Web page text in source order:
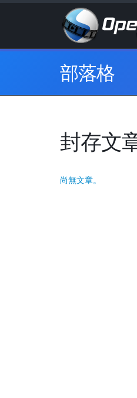
部落格
封存文
尚無文章。